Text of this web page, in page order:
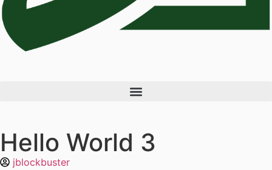
Hello World 3
jblockbuster